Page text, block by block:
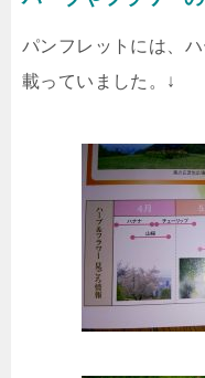
パンフレットには、
載っていました。↓